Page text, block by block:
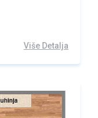
Više Detalja